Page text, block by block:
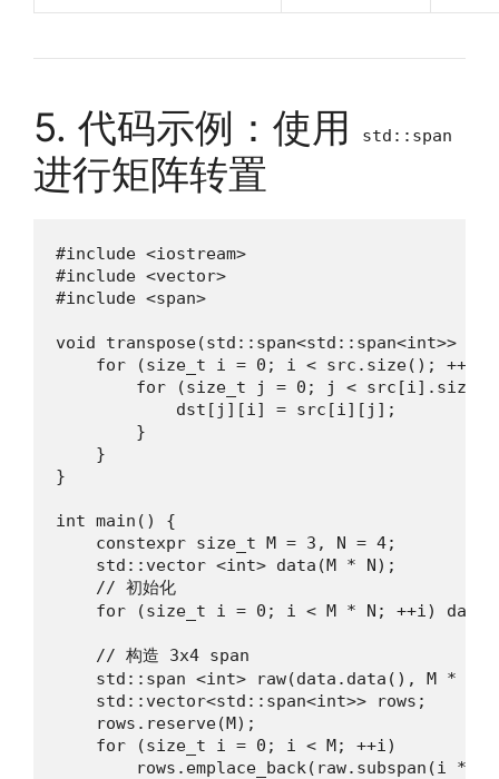
5. 代码示例：使用 std::span
进行矩阵转置
#include <iostream>
#include <vector>
#include <span>
void transpose(std::span<std::span<int>>
for (size_t i = 0; i < src.size(); ++i)
for (size_t j = 0; j <
            dst[j][i] = src[i][j];
        }
    }
}
int main() {
    constexpr size_t M = 3, N = 4;
    std::vector <int> data(M * N);
    // 初始化
for (size_t i = 0; i < M * N; ++i)
    // 构造 3x4 span
    std::span <int> raw(data.data(), M * N);
    std::vector<std::span<int>> rows;
    rows.reserve(M);
    for (size_t i = 0; i < M; ++i)
rows.emplace_back(raw.subspan(i *